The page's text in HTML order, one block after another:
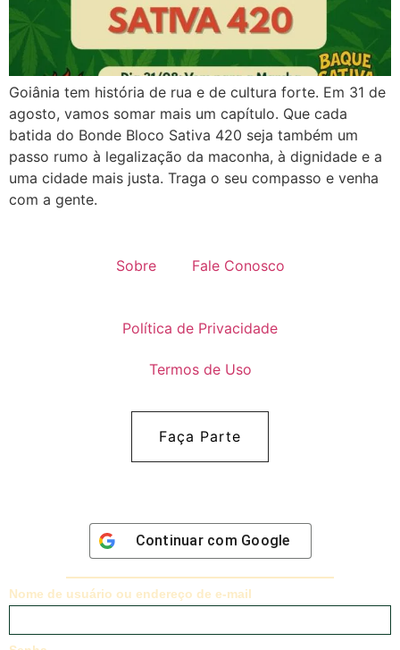
Goiânia tem história de rua e de cultura forte. Em 31 de
agosto, vamos somar mais um capítulo. Que cada
batida do Bonde Bloco Sativa 420 seja também um
passo rumo à legalização da maconha, à dignidade e a
uma cidade mais justa. Traga o seu compasso e venha
com a gente.
Sobre Fale Conosco
Política de Privacidade
Termos de Uso
Faça Parte
Continuar com Google
Nome de usuário ou endereço de e-mail